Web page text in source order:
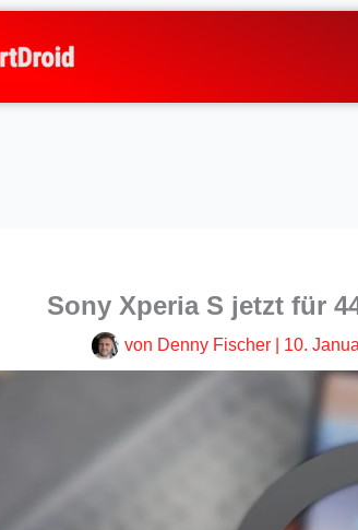
Sony Xperia S jetzt für
von Denny Fischer 10.